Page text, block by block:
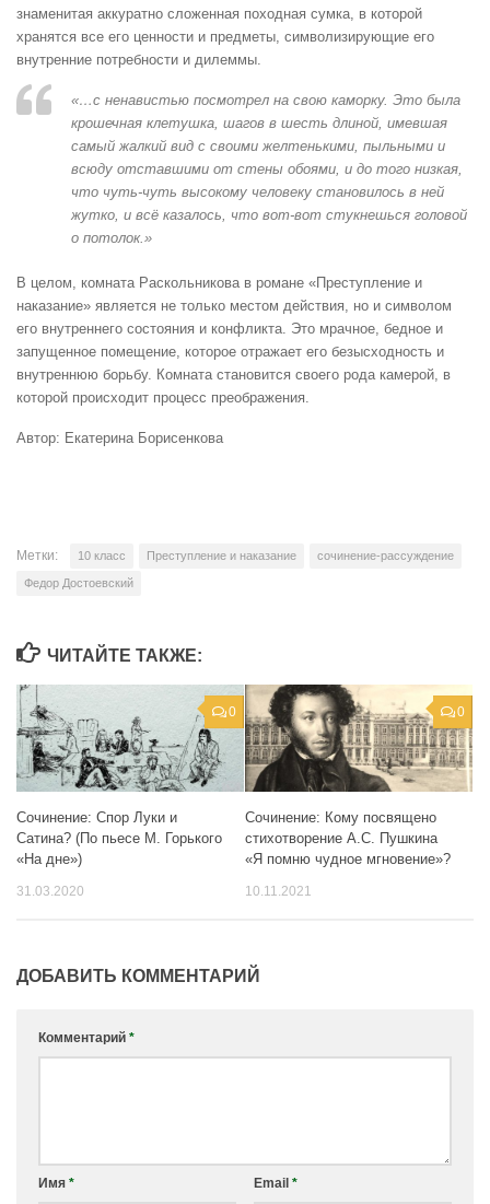
знаменитая аккуратно сложенная походная сумка, в которой
хранятся все его ценности и предметы, символизирующие его
внутренние потребности и дилеммы.
«…с ненавистью посмотрел на свою каморку. Это была
крошечная клетушка, шагов в шесть длиной, имевшая
самый жалкий вид с своими желтенькими, пыльными и
всюду отставшими от стены обоями, и до того низкая,
что чуть-чуть высокому человеку становилось в ней
жутко, и всё казалось, что вот-вот стукнешься головой
о потолок.»
В целом, комната Раскольникова в романе «Преступление и
наказание» является не только местом действия, но и символом
его внутреннего состояния и конфликта. Это мрачное, бедное и
запущенное помещение, которое отражает его безысходность и
внутреннюю борьбу. Комната становится своего рода камерой, в
которой происходит процесс преображения.
Автор: Екатерина Борисенкова
Метки: 10 класс Преступление и наказание сочинение-рассуждение
Федор Достоевский
ЧИТАЙТЕ ТАКЖЕ:
0
Сочинение: Спор Луки и
Сатина? (По пьесе М. Горького
«На дне»)
31.03.2020
0
Сочинение: Кому посвящено
стихотворение А.С. Пушкина
«Я помню чудное мгновение»?
10.11.2021
ДОБАВИТЬ КОММЕНТАРИЙ
Комментарий *
Имя * Email *